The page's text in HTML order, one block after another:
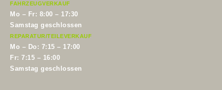
FAHRZEUGVERKAUF
Mo – Fr: 8:00 – 17:30
Samstag geschlossen
REPARATUR/TEILEVERKAUF
Mo – Do: 7:15 – 17:00
Fr: 7:15 – 16:00
Samstag geschlossen